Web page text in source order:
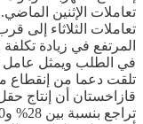
تعاملات الإثنين
تعاملات الثلاثاء إلى
المرتفع في زيادة
في الطلب ويمثل عامل
تلقت دعما من إنقطاع
قازاخستان أن إنتاج حقل